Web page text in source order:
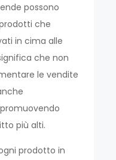
possono
che
in cima alle
che non
le vendite
più alti.
prodotto in